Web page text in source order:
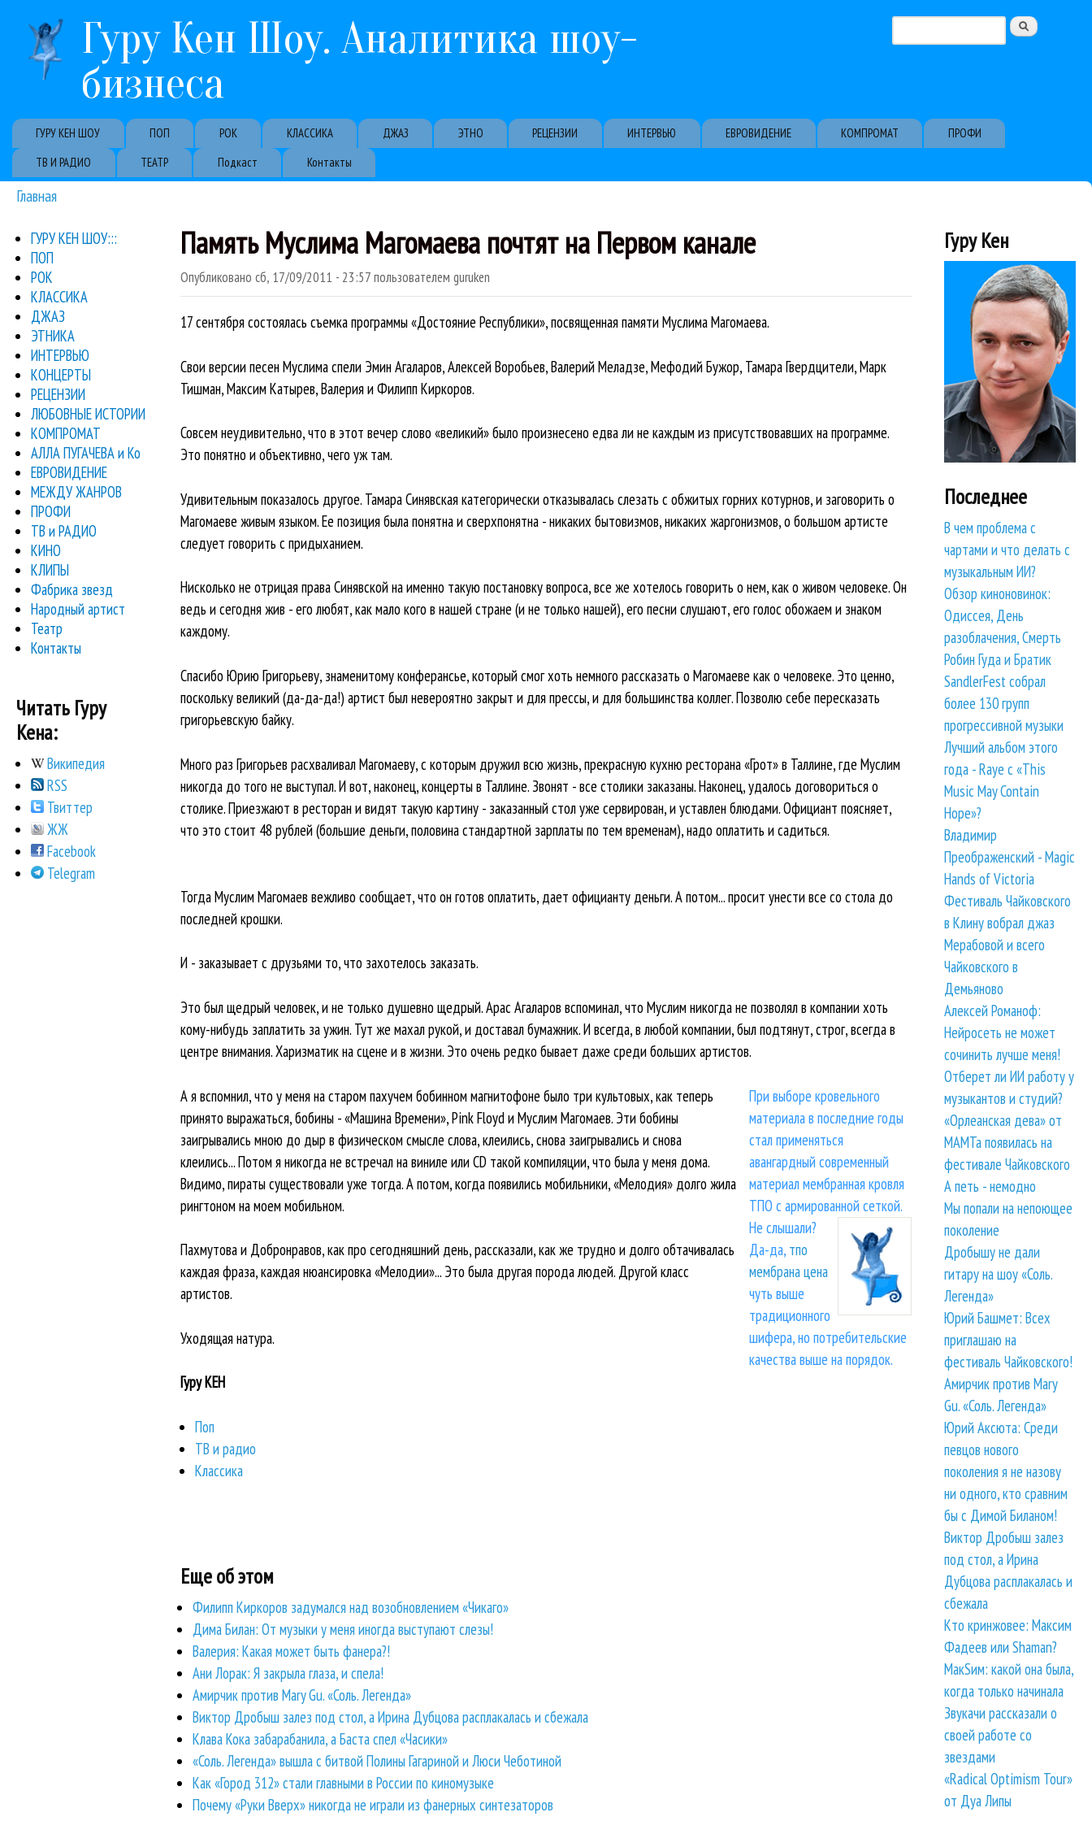
Гуру Кен Шоу. Аналитика шоу-
бизнеса
Форма поиска
Primary links
ГУРУ КЕН ШОУ ПОП РОК КЛАССИКА ДЖАЗ ЭТНО РЕЦЕНЗИИ ИНТЕРВЬЮ ЕВРОВИДЕНИЕ КОМПРОМАТ
ПРОФИ
ТВ И РАДИО
ТЕАТР Подкаст Контакты
Вы здесь
Главная
Память Муслима Магомаева почтят на Первом канале
Опубликовано сб, 17/09/2011 - 23:57пользователем guruken
17 сентября состоялась съемка программы «Достояние Республики», посвященная памяти Муслима Магомаева.
Свои версии песен Муслима спели Эмин Агаларов, Алексей Воробьев, Валерий Меладзе, Мефодий Бужор, Тамара Гвердцители, Марк
Тишман, Максим Катырев, Валерия и Филипп Киркоров.
Совсем неудивительно, что в этот вечер слово «великий» было произнесено едва ли не каждым из присутствовавших на программе.
Это понятно и объективно, чего уж там.
Удивительным показалось другое. Тамара Синявская категорически отказывалась слезать с обжитых горних котурнов, и заговорить о
Магомаеве живым языком. Ее позиция была понятна и сверхпонятна - никаких бытовизмов, никаких жаргонизмов, о большом артисте
следует говорить с придыханием.
Нисколько не отрицая права Синявской на именно такую постановку вопроса, все же хотелось говорить о нем, как о живом человеке. Он
ведь и сегодня жив - его любят, как мало кого в нашей стране (и не только нашей), его песни слушают, его голос обожаем и знаком
каждому.
Спасибо Юрию Григорьеву, знаменитому конферансье, который смог хоть немного рассказать о Магомаеве как о человеке. Это ценно,
поскольку великий (да-да-да!) артист был невероятно закрыт и для прессы, и для большинства коллег. Позволю себе пересказать
григорьевскую байку.
Много раз Григорьев расхваливал Магомаеву, с которым дружил всю жизнь, прекрасную кухню ресторана «Грот» в Таллине, где Муслим
никогда до того не выступал. И вот, наконец, концерты в Таллине. Звонят - все столики заказаны. Наконец, удалось договориться о
столике. Приезжают в ресторан и видят такую картину - заказанный стол уже сервирован, и уставлен блюдами. Официант поясняет,
что это стоит 48 рублей (большие деньги, половина стандартной зарплаты по тем временам), надо оплатить и садиться.
Тогда Муслим Магомаев вежливо сообщает, что он готов оплатить, дает официанту деньги. А потом... просит унести все со стола до
последней крошки.
И - заказывает с друзьями то, что захотелось заказать.
Это был щедрый человек, и не только душевно щедрый. Арас Агаларов вспоминал, что Муслим никогда не позволял в компании хоть
кому-нибудь заплатить за ужин. Тут же махал рукой, и доставал бумажник. И всегда, в любой компании, был подтянут, строг, всегда в
центре внимания. Харизматик на сцене и в жизни. Это очень редко бывает даже среди больших артистов.
При выборе кровельного
материала в последние годы
стал применяться
авангардный современный
материал мембранная кровля
ТПО с армированной сеткой.
Не слышали?
Да-да, тпо
мембрана цена
чуть выше
традиционного
шифера, но потребительские
качества выше на порядок.
А я вспомнил, что у меня на старом пахучем бобинном магнитофоне было три культовых, как теперь
принято выражаться, бобины - «Машина Времени», Pink Floyd и Муслим Магомаев. Эти бобины
заигрывались мною до дыр в физическом смысле слова, клеились, снова заигрывались и снова
клеились... Потом я никогда не встречал на виниле или CD такой компиляции, что была у меня дома.
Видимо, пираты существовали уже тогда. А потом, когда появились мобильники, «Мелодия» долго жила
рингтоном на моем мобильном.
Пахмутова и Добронравов, как про сегодняшний день, рассказали, как же трудно и долго обтачивалась
каждая фраза, каждая нюансировка «Мелодии»... Это была другая порода людей. Другой класс
артистов.
Уходящая натура.
Гуру КЕН
Поп
ТВ и радио
Классика
Еще об этом
Филипп Киркоров задумался над возобновлением «Чикаго»
Дима Билан: От музыки у меня иногда выступают слезы!
Валерия: Какая может быть фанера?!
Ани Лорак: Я закрыла глаза, и спела!
Амирчик против Mary Gu. «Соль. Легенда»
Виктор Дробыш залез под стол, а Ирина Дубцова расплакалась и сбежала
Клава Кока забарабанила, а Баста спел «Часики»
«Соль. Легенда» вышла с битвой Полины Гагариной и Люси Чеботиной
Как «Город 312» стали главными в России по киномузыке
Почему «Руки Вверх» никогда не играли из фанерных синтезаторов
ГУРУ КЕН ШОУ:::
ПОП
РОК
КЛАССИКА
ДЖАЗ
ЭТНИКА
ИНТЕРВЬЮ
КОНЦЕРТЫ
РЕЦЕНЗИИ
ЛЮБОВНЫЕ ИСТОРИИ
КОМПРОМАТ
АЛЛА ПУГАЧЕВА и Ко
ЕВРОВИДЕНИЕ
МЕЖДУ ЖАНРОВ
ПРОФИ
ТВ и РАДИО
КИНО
КЛИПЫ
Фабрика звезд
Народный артист
Театр
Контакты
Читать Гуру
Кена:
Википедия
RSS
Твиттер
ЖЖ
Facebook
Telegram
Гуру Кен
Последнее
В чем проблема с
чартами и что делать с
музыкальным ИИ?
Обзор киноновинок:
Одиссея, День
разоблачения, Смерть
Робин Гуда и Братик
SandlerFest собрал
более 130 групп
прогрессивной музыки
Лучший альбом этого
года - Raye с «This
Music May Contain
Hope»?
Владимир
Преображенский - Magic
Hands of Victoria
Фестиваль Чайковского
в Клину вобрал джаз
Мерабовой и всего
Чайковского в
Демьяново
Алексей Романоф:
Нейросеть не может
сочинить лучше меня!
Отберет ли ИИ работу у
музыкантов и студий?
«Орлеанская дева» от
МАМТа появилась на
фестивале Чайковского
А петь - немодно
Мы попали на непоющее
поколение
Дробышу не дали
гитару на шоу «Соль.
Легенда»
Юрий Башмет: Всех
приглашаю на
фестиваль Чайковского!
Амирчик против Mary
Gu. «Соль. Легенда»
Юрий Аксюта: Среди
певцов нового
поколения я не назову
ни одного, кто сравним
бы с Димой Биланом!
Виктор Дробыш залез
под стол, а Ирина
Дубцова расплакалась и
сбежала
Кто кринжовее: Максим
Фадеев или Shaman?
МакSим: какой она была,
когда только начинала
Звукачи рассказали о
своей работе со
звездами
«Radical Optimism Tour»
от Дуа Липы